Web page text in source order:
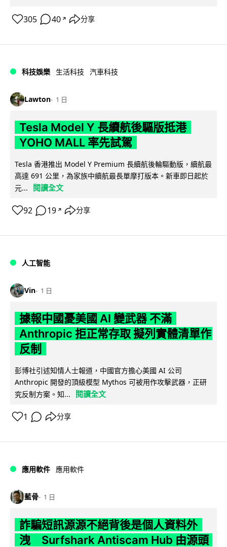
305 40 ↗ 分享
科技娛樂 生活科技 汽車科技
Lawton 1 日
Tesla Model Y 長續航後驅版抵港
YOHO MALL 率先試駕
Tesla 香港推出 Model Y Premium 長續航後輪驅動版，續航最
高達 691 公里，為家族中續航最長單摩打版本。新車即日起於
元...
閱讀全文
92 19 ↗ 分享
人工智能
Vin 1 日
據報中國憂美國 AI 變武器 不滿
Anthropic 拒正常存取 擬列實體清單作
反制
彭博社引述知情人士報道，中國官方擔心美國 AI 公司
Anthropic 開發的頂級模型 Mythos 可被用作攻擊武器，正研
究反制方案。知...
閱讀全文
1 分享
應用軟件 應用軟件
藍骨 1 日
詐騙短訊源源不絕背後是個人資料外
洩 Surfshark Antiscam Hub 由源頭